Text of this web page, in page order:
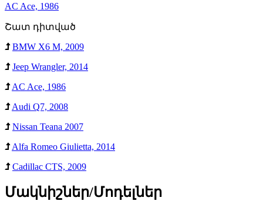
AC Ace, 1986
Շատ դիտված
BMW X6 M, 2009
Jeep Wrangler, 2014
AC Ace, 1986
Audi Q7, 2008
Nissan Teana 2007
Alfa Romeo Giulietta, 2014
Cadillac CTS, 2009
Մակնիշներ/Մոդելներ